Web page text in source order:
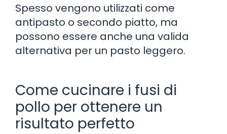
Spesso vengono utilizzati come
antipasto o secondo piatto, ma
possono essere anche una valida
alternativa per un pasto leggero.
Come cucinare i fusi di
pollo per ottenere un
risultato perfetto